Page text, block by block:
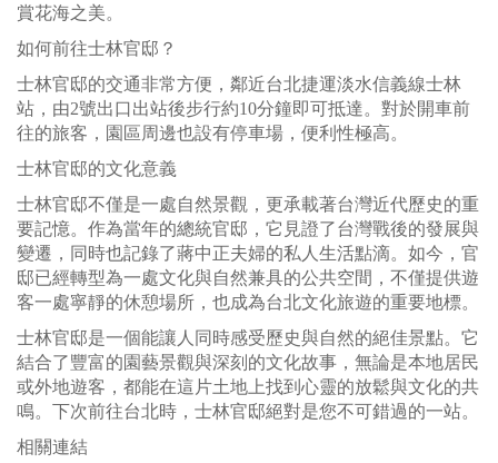
賞花海之美。
如何前往士林官邸？
士林官邸的交通非常方便，鄰近台北捷運淡水信義線士林
站，由2號出口出站後步行約10分鐘即可抵達。對於開車前
往的旅客，園區周邊也設有停車場，便利性極高。
士林官邸的文化意義
士林官邸不僅是一處自然景觀，更承載著台灣近代歷史的重
要記憶。作為當年的總統官邸，它見證了台灣戰後的發展與
變遷，同時也記錄了蔣中正夫婦的私人生活點滴。如今，官
邸已經轉型為一處文化與自然兼具的公共空間，不僅提供遊
客一處寧靜的休憩場所，也成為台北文化旅遊的重要地標。
士林官邸是一個能讓人同時感受歷史與自然的絕佳景點。它
結合了豐富的園藝景觀與深刻的文化故事，無論是本地居民
或外地遊客，都能在這片土地上找到心靈的放鬆與文化的共
鳴。下次前往台北時，士林官邸絕對是您不可錯過的一站。
相關連結